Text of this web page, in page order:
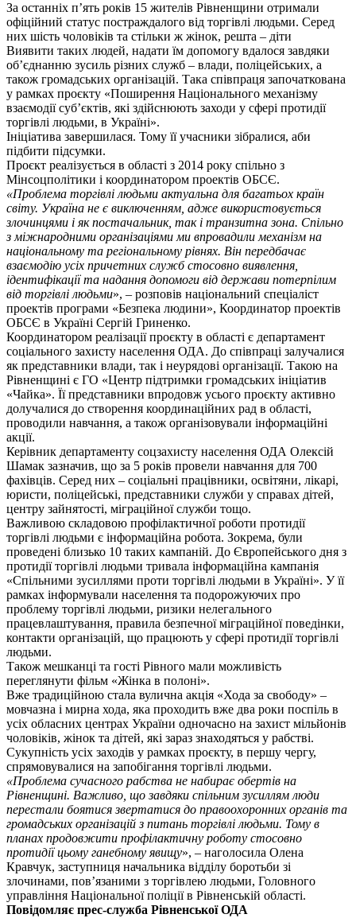
За останніх п’ять років 15 жителів Рівненщини отримали
офіційний статус постраждалого від торгівлі людьми. Серед
них шість чоловіків та стільки ж жінок, решта – діти
Виявити таких людей, надати їм допомогу вдалося завдяки
об’єднанню зусиль різних служб – влади, поліцейських, а
також громадських організацій. Така співпраця започаткована
у рамках проєкту «Поширення Національного механізму
взаємодії суб’єктів, які здійснюють заходи у сфері протидії
торгівлі людьми, в Україні».
Ініціатива завершилася. Тому її учасники зібралися, аби
підбити підсумки.
Проєкт реалізується в області з 2014 року спільно з
Мінсоцполітики і координатором проектів ОБСЄ.
«Проблема торгівлі людьми актуальна для багатьох країн
світу. Україна не є виключенням, адже використовується
злочинцями і як постачальник, так і транзитна зона. Спільно
з міжнародними організаціями ми впровадили механізм на
національному та регіональному рівнях. Він передбачає
взаємодію усіх причетних служб стосовно виявлення,
ідентифікації та надання допомоги від держави потерпілим
від торгівлі людьми», – розповів національний спеціаліст
проектів програми «Безпека людини», Координатор проектів
ОБСЄ в Україні Сергій Гриненко.
Координатором реалізації проєкту в області є департамент
соціального захисту населення ОДА. До співпраці залучалися
як представники влади, так і неурядові організації. Такою на
Рівненщині є ГО «Центр підтримки громадських ініціатив
«Чайка». Її представники впродовж усього проєкту активно
долучалися до створення координаційних рад в області,
проводили навчання, а також організовували інформаційні
акції.
Керівник департаменту соцзахисту населення ОДА Олексій
Шамак зазначив, що за 5 років провели навчання для 700
фахівців. Серед них – соціальні працівники, освітяни, лікарі,
юристи, поліцейські, представники служби у справах дітей,
центру зайнятості, міграційної служби тощо.
Важливою складовою профілактичної роботи протидії
торгівлі людьми є інформаційна робота. Зокрема, були
проведені близько 10 таких кампаній. До Європейського дня з
протидії торгівлі людьми тривала інформаційна кампанія
«Спільними зусиллями проти торгівлі людьми в Україні». У її
рамках інформували населення та подорожуючих про
проблему торгівлі людьми, ризики нелегального
працевлаштування, правила безпечної міграційної поведінки,
контакти організацій, що працюють у сфері протидії торгівлі
людьми.
Також мешканці та гості Рівного мали можливість
переглянути фільм «Жінка в полоні».
Вже традиційною стала вулична акція «Хода за свободу» –
мовчазна і мирна хода, яка проходить вже два роки поспіль в
усіх обласних центрах України одночасно на захист мільйонів
чоловіків, жінок та дітей, які зараз знаходяться у рабстві.
Сукупність усіх заходів у рамках проєкту, в першу чергу,
спрямовувалися на запобігання торгівлі людьми.
«Проблема сучасного рабства не набирає обертів на
Рівненщині. Важливо, що завдяки спільним зусиллям люди
перестали боятися звертатися до правоохоронних органів та
громадських організацій з питань торгівлі людьми. Тому в
планах продовжити профілактичну роботу стосовно
протидії цьому ганебному явищу», – наголосила Олена
Кравчук, заступниця начальника відділу боротьби зі
злочинами, пов’язаними з торгівлею людьми, Головного
управління Національної поліції в Рівненській області.
Повідомляє прес-служба Рівненської ОДА